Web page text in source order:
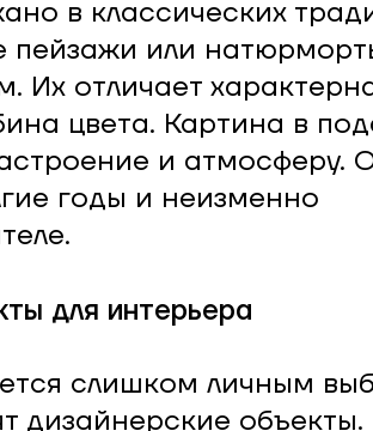
в классических
пейзажи или
Их отличает
цвета. Картина в
и атмосферу.
годы и неизменно
для интерьера
слишком личным
дизайнерские объекты.